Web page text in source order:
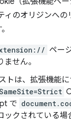
のオリジンへ
ペー
せん。
は、拡張機能
で
クされている場